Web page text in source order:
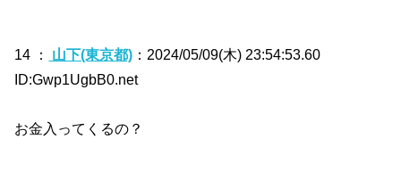
14 ： 山下(東京都) ：2024/05/09(木) 23:54:53.60
ID:Gwp1UgbB0.net
お金入ってくるの？